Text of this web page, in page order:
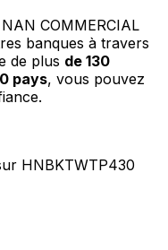
COMMERCIAL
banques à travers
de plus de 130
pays, vous pouvez
HNBKTWTP430